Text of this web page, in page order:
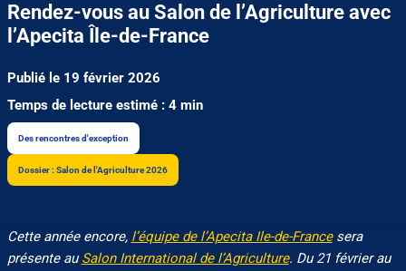
Rendez-vous au Salon de l’Agriculture avec
l’Apecita Île-de-France
Publié le 19 février 2026
Temps de lecture estimé : 4 min
Des rencontres d'exception
Dossier : Salon de l'Agriculture 2026
Cette année encore, l’équipe de l’Apecita Ile-de-Francesera
présente auSalon International de l’Agriculture. Du 21 février au